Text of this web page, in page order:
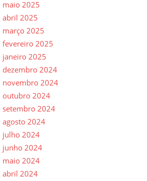
www.gilvander.org.br
www.freigilvander.blogspot.com.br
www.twitter.com/gilvanderluis
facebook:
Gilvander
Moreira
maio 2025
abril 2025
março 2025
fevereiro 2025
janeiro 2025
dezembro 2024
novembro 2024
outubro 2024
setembro 2024
agosto 2024
julho 2024
junho 2024
maio 2024
abril 2024